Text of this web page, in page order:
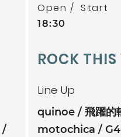
Open Start
18:30
ROCK
Line Up
quinoe
飛躍的
motochica